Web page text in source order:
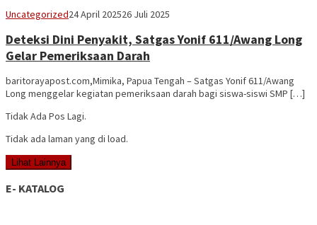
Uncategorizedadminbrp
24 April 202526 Juli 2025
Deteksi Dini Penyakit, Satgas Yonif 611/Awang Long
Gelar Pemeriksaan Darah
baritorayapost.com,Mimika, Papua Tengah – Satgas Yonif 611/Awang
Long menggelar kegiatan pemeriksaan darah bagi siswa-siswi SMP […]
Tidak Ada Pos Lagi.
Tidak ada laman yang di load.
Lihat Lainnya
E- KATALOG